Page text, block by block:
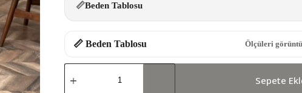
📏Beden Tablosu
📏 Beden Tablosu Ölçüleri
25-
01-
Sepete